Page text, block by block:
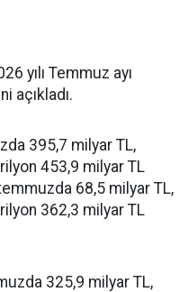
yılı Temmuz ayı
açıkladı.
395,7 milyar TL,
453,9 milyar TL
68,5 milyar TL,
362,3 milyar TL
325,9 milyar TL,